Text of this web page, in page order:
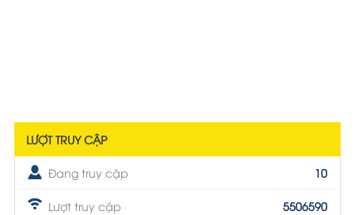
LƯỢT TRUY CẬP
Đang truy cập 10
Lượt truy cập 5506590